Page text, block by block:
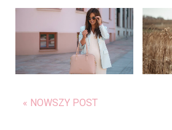
« NOWSZY POST